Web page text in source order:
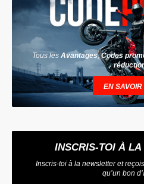
Tous les Avantages,Codes
EN SAVOIR
INSCRIS-TOI À LA
Inscris-toi à la newsletter et
qu’un bon